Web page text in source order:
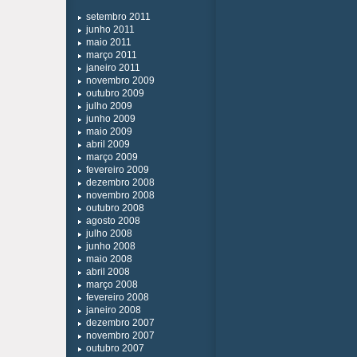
setembro 2011
junho 2011
maio 2011
março 2011
janeiro 2011
novembro 2009
outubro 2009
julho 2009
junho 2009
maio 2009
abril 2009
março 2009
fevereiro 2009
dezembro 2008
novembro 2008
outubro 2008
agosto 2008
julho 2008
junho 2008
maio 2008
abril 2008
março 2008
fevereiro 2008
janeiro 2008
dezembro 2007
novembro 2007
outubro 2007